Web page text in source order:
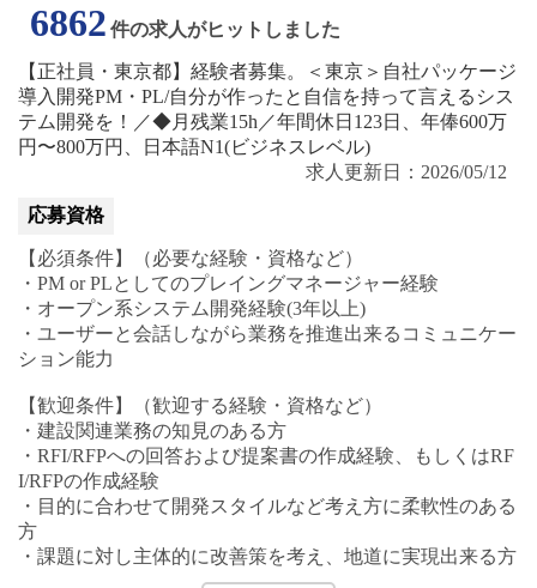
6862 件の求人がヒットしました
【正社員・東京都】経験者募集。＜東京＞自社パッケージ
導入開発PM・PL/自分が作ったと自信を持って言えるシス
テム開発を！／◆月残業15h／年間休日123日、年俸600万
円〜800万円、日本語N1(ビジネスレベル)
求人更新日：2026/05/12
応募資格
【必須条件】（必要な経験・資格など）
・PM or PLとしてのプレイングマネージャー経験
・オープン系システム開発経験(3年以上)
・ユーザーと会話しながら業務を推進出来るコミュニケー
ション能力
【歓迎条件】（歓迎する経験・資格など）
・建設関連業務の知見のある方
・RFI/RFPへの回答および提案書の作成経験、もしくはRF
I/RFPの作成経験
・目的に合わせて開発スタイルなど考え方に柔軟性のある
方
・課題に対し主体的に改善策を考え、地道に実現出来る方